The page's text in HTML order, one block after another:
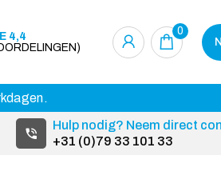
4,4
0
Hulp nodig? Neem direct
+31 (0)79 33 101 33